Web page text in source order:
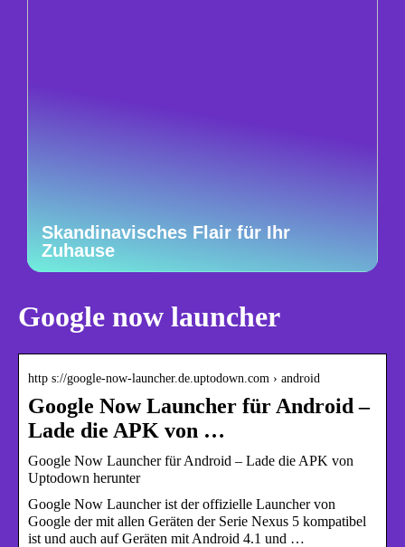
Skandinavisches Flair für Ihr
Zuhause
Google now launcher
http s://google-now-launcher.de.uptodown.com › android
Google Now Launcher für Android –
Lade die APK von …
Google Now Launcher für Android – Lade die APK von
Uptodown herunter
Google Now Launcher ist der offizielle Launcher von
Google der mit allen Geräten der Serie Nexus 5 kompatibel
ist und auch auf Geräten mit Android 4.1 und …